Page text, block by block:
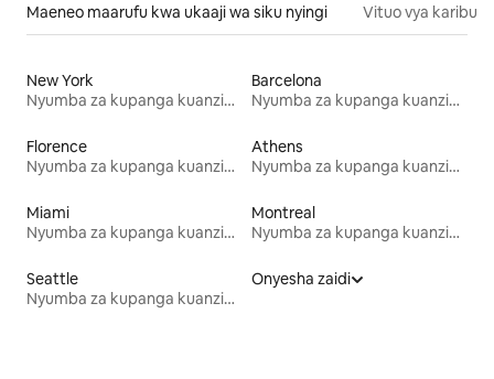
Maeneo maarufu kwa ukaaji wa siku nyingi Vituo vya karibu
New York
Nyumba za kupanga kuanzia mwezi mmoja
Barcelona
Nyumba za kupanga kuanzia mwezi mmoja
Florence
Nyumba za kupanga kuanzia mwezi mmoja
Athens
Nyumba za kupanga kuanzia mwezi mmoja
Miami
Nyumba za kupanga kuanzia mwezi mmoja
Montreal
Nyumba za kupanga kuanzia mwezi mmoja
Seattle
Nyumba za kupanga kuanzia mwezi mmoja
Onyesha zaidi